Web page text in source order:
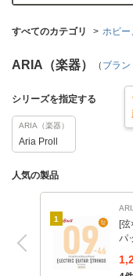
すべてのカテゴリ ホビー
ARIA（楽器） （ ブラン
シリーズを指定する
ARIA（楽器）
Aria Proll
人気の製品
1
[
パ